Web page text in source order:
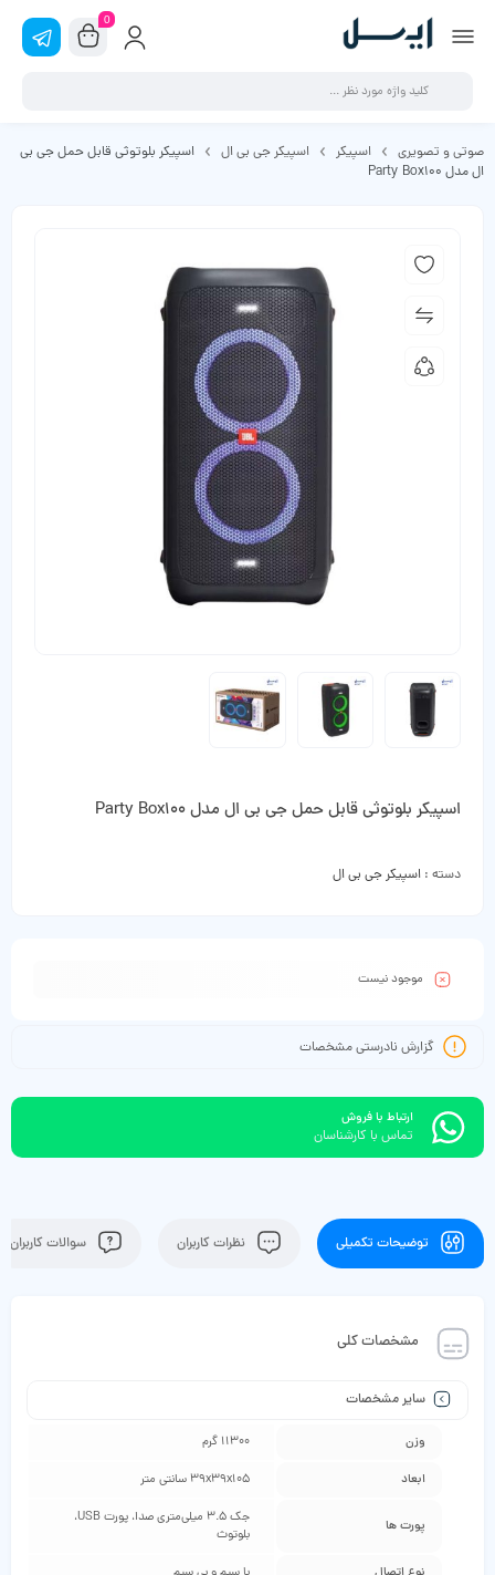
0
صوتی و تصویری اسپیکر اسپیکر جی بی ال
اسپیکر بلوتوثی قابل حمل جی بی
ال مدل Party Box100
اسپیکر بلوتوثی قابل حمل جی بی ال مدل Party Box100
دسته : اسپیکر جی بی ال
موجود نیست
گزارش نادرستی مشخصات
ارتباط با فروش
تماس با کارشناسان
توضیحات تکمیلی نظرات کاربران سوالات کاربران
مشخصات کلی
سایر مشخصات
وزن 11300 گرم
ابعاد 39x39x105 سانتی متر
پورت‌ ها
جک 3.5 میلی‌متری صدا، پورت USB،
بلوتوث